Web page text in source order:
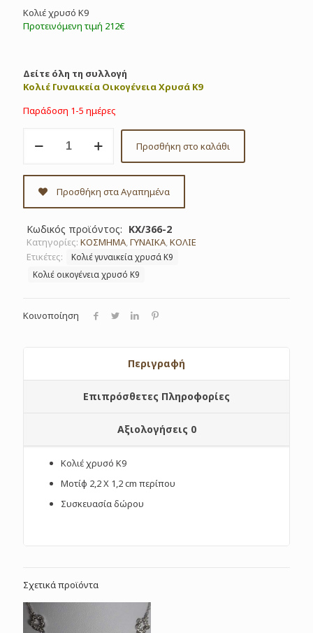
Κολιέ χρυσό Κ9
Προτεινόμενη τιμή 212€
Δείτε όλη τη συλλογή
Κολιέ Γυναικεία Οικογένεια Χρυσά Κ9
Παράδοση 1-5 ημέρες
χρυσό
κωδ.
ΚΧ/366-
Προσθήκη στο καλάθι
Προσθήκη στα Αγαπημένα
Κωδικός προϊόντος: ΚΧ/366-2
Κατηγορίες: ΚΟΣΜΗΜΑ,ΓΥΝΑΙΚΑ,ΚΟΛΙΕ
Ετικέτες:
Κολιέ γυναικεία χρυσά Κ9
Κολιέ οικογένεια χρυσό Κ9
Κοινοποίηση
Περιγραφή
Επιπρόσθετες Πληροφορίες
Αξιολογήσεις 0
Κολιέ χρυσό Κ9
Μοτίφ 2,2 Χ 1,2 cm περίπου
Συσκευασία δώρου
Σχετικά προϊόντα